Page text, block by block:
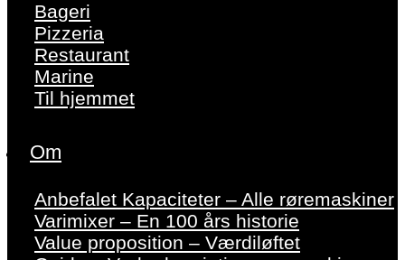
Bageri
Pizzeria
Restaurant
Marine
Til hjemmet
Om
Anbefalet Kapaciteter – Alle røremaskiner
Varimixer – En 100 års historie
Value proposition – Værdiløftet